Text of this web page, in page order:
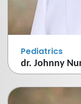
Pediatrics
dr. Johnny